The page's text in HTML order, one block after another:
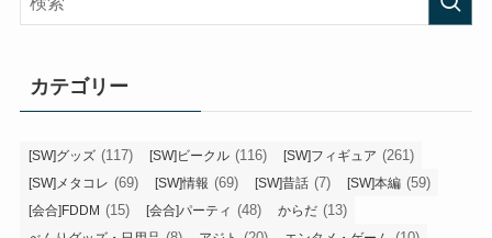
カテゴリー
[SW]グッズ (117) [SW]ビークル (116) [SW]フィギュア (261)
[SW]メタコレ (69) [SW]情報 (69) [SW]昔話 (7) [SW]本編 (59)
[会合]FDDM (15) [会合]パーティ (48) からだ (13)